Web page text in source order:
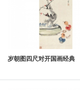
岁朝图四尺对开国画经典